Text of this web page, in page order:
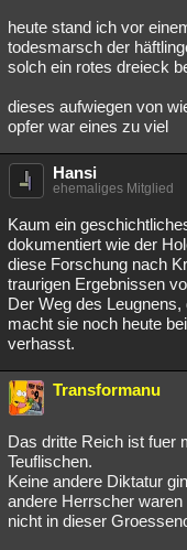
heute stand ich vor
todesmarsch der
solch ein rotes dreieck
dieses aufwiegen von
opfer war eines zu viel
Hansi
ehemaliges Mitglied
Kaum ein
dokumentiert wie der
diese Forschung nach
traurigen Ergebnissen
Der Weg des
macht sie noch heute
verhasst.
Transformanu
Das dritte Reich ist fuer
Teuflischen.
Keine andere Diktatur
andere Herrscher
nicht in dieser